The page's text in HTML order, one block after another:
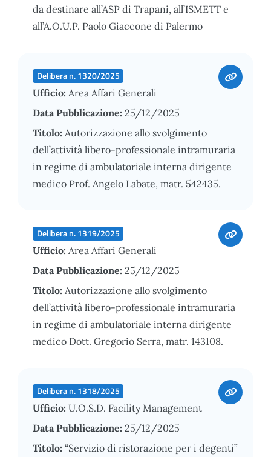
da destinare all’ASP di Trapani, all’ISMETT e
all’A.O.U.P. Paolo Giaccone di Palermo
Delibera n. 1320/2025
Ufficio: Area Affari Generali
Data Pubblicazione: 25/12/2025
Titolo: Autorizzazione allo svolgimento
dell’attività libero-professionale intramuraria
in regime di ambulatoriale interna dirigente
medico Prof. Angelo Labate, matr. 542435.
Delibera n. 1319/2025
Ufficio: Area Affari Generali
Data Pubblicazione: 25/12/2025
Titolo: Autorizzazione allo svolgimento
dell’attività libero-professionale intramuraria
in regime di ambulatoriale interna dirigente
medico Dott. Gregorio Serra, matr. 143108.
Delibera n. 1318/2025
Ufficio: U.O.S.D. Facility Management
Data Pubblicazione: 25/12/2025
Titolo: “Servizio di ristorazione per i degenti”